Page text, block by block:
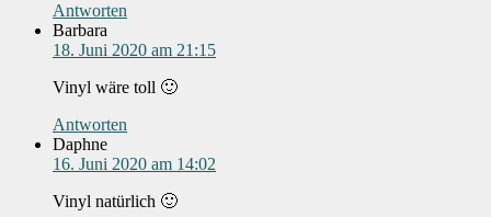
Antworten
Barbara
18. Juni 2020 am 21:15
Vinyl wäre toll 🙂
Antworten
Daphne
16. Juni 2020 am 14:02
Vinyl natürlich 🙂